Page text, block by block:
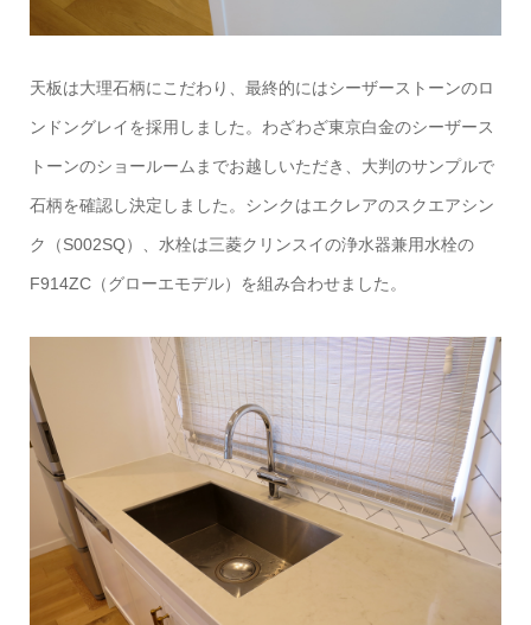
天板は大理石柄にこだわり、最終的にはシーザーストーンのロ
ンドングレイを採用しました。わざわざ東京白金のシーザース
トーンのショールームまでお越しいただき、大判のサンプルで
石柄を確認し決定しました。シンクはエクレアのスクエアシン
ク（S002SQ）、水栓は三菱クリンスイの浄水器兼用水栓の
F914ZC（グローエモデル）を組み合わせました。